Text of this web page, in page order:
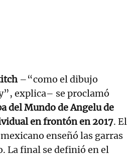
–“como el dibujo
explica– se proclamó
del Mundo de Angelu de
en frontón en 2017. El
enseñó las garras
La final se definió en el